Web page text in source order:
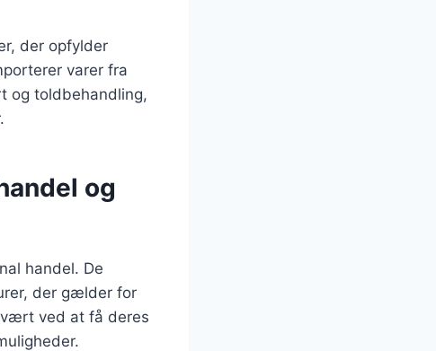
der opfylder
varer fra
og toldbehandling,
og
handel. De
der gælder for
ved at få deres